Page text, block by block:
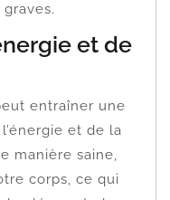
et de
entraîner une
et de la
manière saine,
corps, ce qui